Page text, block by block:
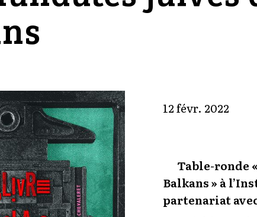
12 févr. 2022
Table-ronde
Balkans » à
partenariat